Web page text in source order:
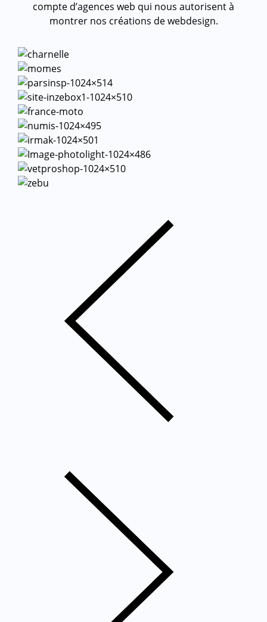
compte d’agences web qui nous autorisent à
montrer nos créations de webdesign.